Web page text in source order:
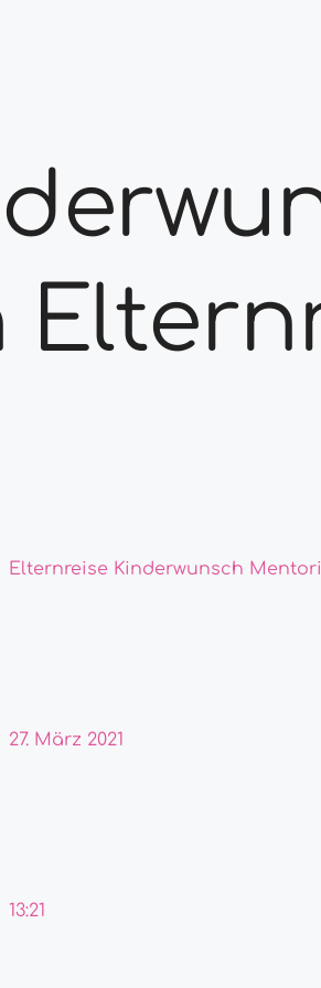
Elternreise Kinderwunsch
27. März 2021
13:21